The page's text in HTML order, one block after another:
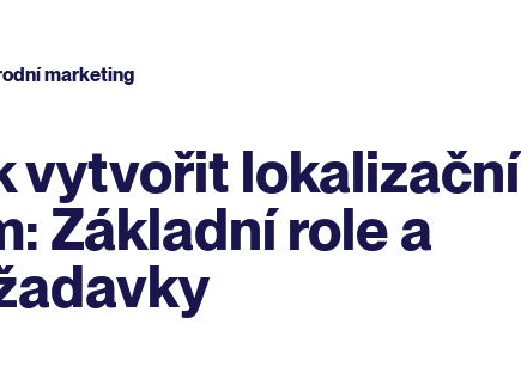
marketing
vytvořit lokalizační
Základní role a